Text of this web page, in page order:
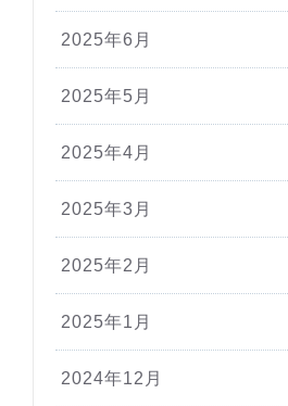
2025年6月
2025年5月
2025年4月
2025年3月
2025年2月
2025年1月
2024年12月